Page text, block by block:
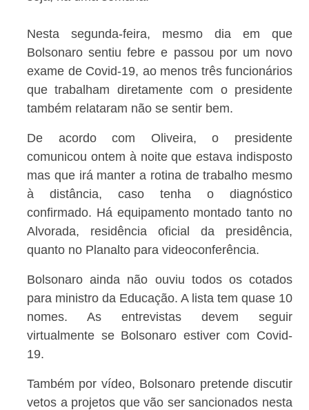
Nesta segunda-feira, mesmo dia em que
Bolsonaro sentiu febre e passou por um novo
exame de Covid-19, ao menos três funcionários
que trabalham diretamente com o presidente
também relataram não se sentir bem.
De acordo com Oliveira, o presidente
comunicou ontem à noite que estava indisposto
mas que irá manter a rotina de trabalho mesmo
à distância, caso tenha o diagnóstico
confirmado. Há equipamento montado tanto no
Alvorada, residência oficial da presidência,
quanto no Planalto para videoconferência.
Bolsonaro ainda não ouviu todos os cotados
para ministro da Educação. A lista tem quase 10
nomes. As entrevistas devem seguir
virtualmente se Bolsonaro estiver com Covid-
19.
Também por vídeo, Bolsonaro pretende discutir
vetos a projetos que vão ser sancionados nesta